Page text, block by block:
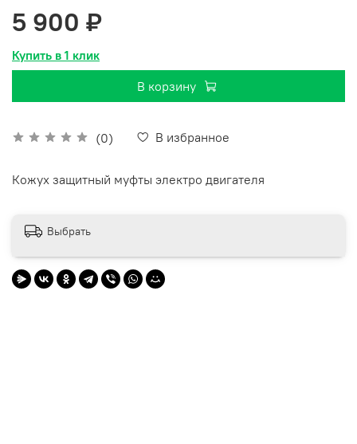
(0) В избранное
5 900 ₽
Купить в 1 клик
В корзину
Кожух защитный муфты электро двигателя
Выбрать